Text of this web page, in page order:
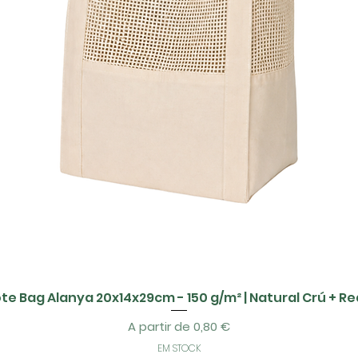
Bag Alanya 20x14x29cm - 150 g/m² | Natural Crú +
A partir de 0,80 €
Preço promocional
EM STOCK